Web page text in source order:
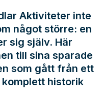
Aktiviteter inte
något större: en
sig själv. Här
till sina sparade
som gått från ett
historik